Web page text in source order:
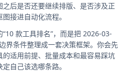
后是否还要继续排版、是否涉及正
接进自动化流程。
款工具排名”，而是把 2026-03-
界条件整理成一套决策框架。你会先
适用前提、批量成本和最容易踩坑
自己该选哪条路。